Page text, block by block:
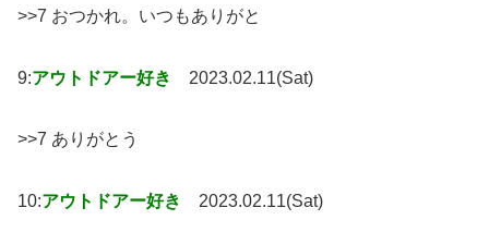
>>7 おつかれ。いつもありがと
9:アウトドアー好き 2023.02.11(Sat)
>>7 ありがとう
10:アウトドアー好き 2023.02.11(Sat)